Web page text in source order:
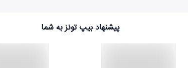
پیشنهاد بیپ تونز به شما